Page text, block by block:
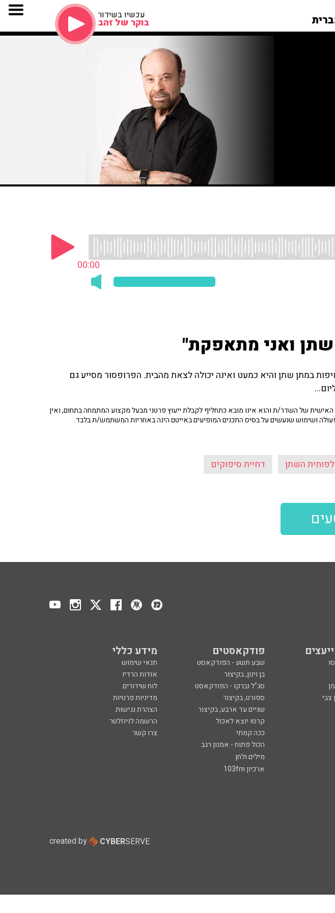
עכשיו בשידור
בוקר של זהב
00:00
ואני מתאפקת"
מדחיפות במתן שתן והיא כמעט ואינה יכולה לצאת מהבית. הפרופסור מסייע גם
של השדר/ת והוא אינו מובא כתחליף לקבלת ייעוץ פרטני מבעל מקצוע המתמחה בתחום, ואין
ושימוש שנעשים על בסיס התכנים המופיעים באייטם הינה באחריות המשתמש/ת בלבד.
השתן דחיית סיפוקים
פודקאסטים מידע כללי
שבע תשע - הפודקאסט
תנאי שימוש
בן וינון, בקיצור
אודות הרדיו
סג"ל וברקו - הפודקאסט
לוח שידורים
צבי ספורט, בקיצור
מדיניות פרטיות
שניים עד ארבע, בקיצור
הצהרת נגישות
קרסו יוצא לאכול
הרשמה לניוזלטר
ככה קמתי
צרו קשר
הכול פתוח - אמנון רגב
מילים ולחן
ארכיון 103fm
created by CYBERSERVE